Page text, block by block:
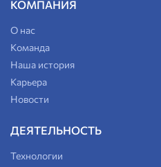
КОМПАНИЯ
О нас
Команда
Наша история
Карьера
Новости
ДЕЯТЕЛЬНОСТЬ
Технологии